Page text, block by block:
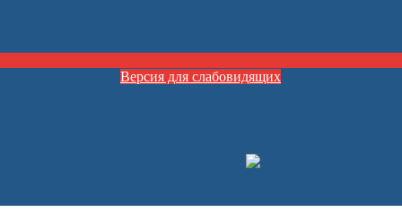
Версия для слабовидящих